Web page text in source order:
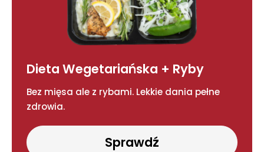
Dieta Wegetariańska + Ryby
Bez mięsa ale z rybami. Lekkie dania pełne
zdrowia.
Sprawdź